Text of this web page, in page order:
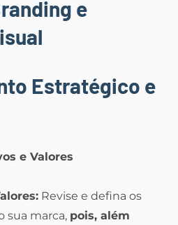
e
Estratégico e
e Valores
Revise e defina os
sua marca, pois, além